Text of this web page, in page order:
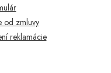
od zmluvy
reklamácie